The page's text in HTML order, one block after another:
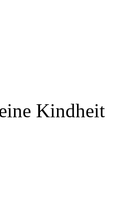
Kindheit